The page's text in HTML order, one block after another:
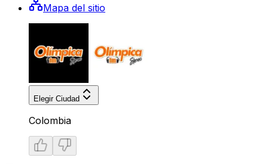
Mapa del sitio
Elegir Ciudad
Colombia